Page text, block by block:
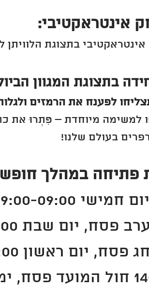
אינטראקטיבי:
בתצוגת הלוויתן
בתצוגת המגוון
לפענח את הרמזים
למשימה מיוחדת – פִּתְרוּ את
בעולם שלנו!
פתיחה במהלך
18:00-09:00